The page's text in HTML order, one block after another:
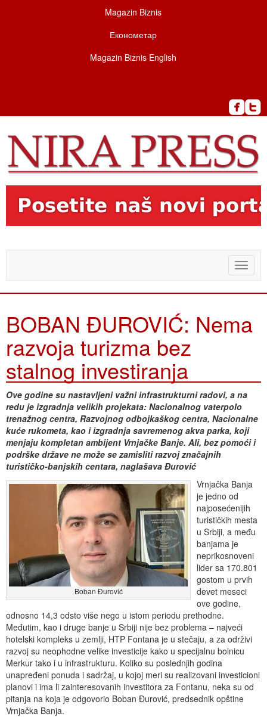
Magazin Biznis
Економетар
Magazin Biznis English
Toggle
BOBAN ĐUROVIĆ: Nema
razvoja turizma bez
stalnog investiranja
Ove godine su nastavljeni važni infrastrukturni radovi, a na
redu je izgradnja velikih projekata: Nacionalnog vaterpolo
trenažnog centra, Razvojnog odbojkaškog centra, Nacionalne
kuće rukometa, kao i izgradnja savremenog akva parka, koji
menjaju kompletan ambijent Vrnjačke Banje. Ali, bez pomoći i
podrške države ne može se zamisliti razvoj značajnih
turističko-banjskih centara, naglašava Đurović
Boban Đurović
Vrnjačka Banja
je jedno od
najposećenijih
turističkih mesta
u Srbiji, a među
banjama je
neprikosnoveni
lider sa 170.801
gostom u prvih
devet meseci
ove godine,
odnosno 14,3 odsto više nego u istom periodu prethodne.
Međutim, kao i druge banje u Srbiji nije bez problema – najveći
hotelski kompleks u zemlji, HTP Fontana je u stečaju, a za održivi
razvoj su neophodne velike investicije kako u specijalnu bolnicu
Merkur tako i u infrastrukturu. Koliko su poslednjih godina
unapređeni ponuda i sadržaj, u kojoj meri su realizovani investicioni
planovi i ima li zainteresovanih investitora za Fontanu, neka su od
pitanja na koja je odgovorio Boban Đurović, predsednik opštine
Vrnjačka Banja.